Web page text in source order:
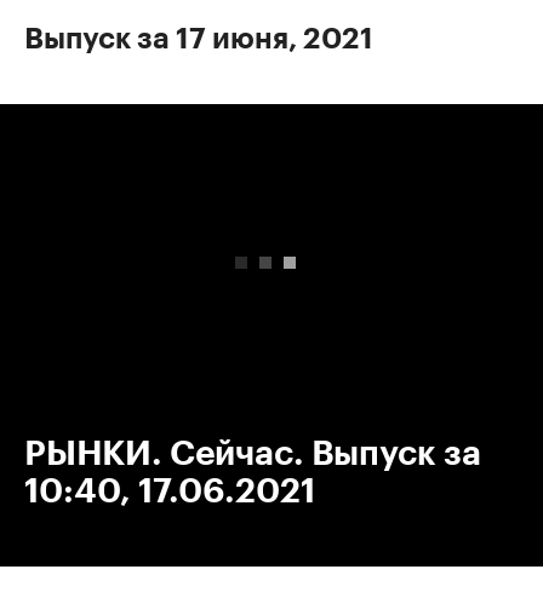
Выпуск за 17 июня, 2021
РЫНКИ. Сейчас. Выпуск за
10:40, 17.06.2021